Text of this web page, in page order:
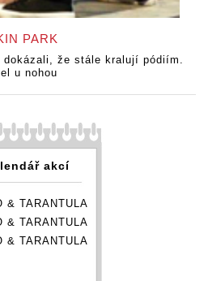
PARK
dokázali, že stále kralují pódiím.
u nohou
akcí
& TARANTULA
& TARANTULA
& TARANTULA